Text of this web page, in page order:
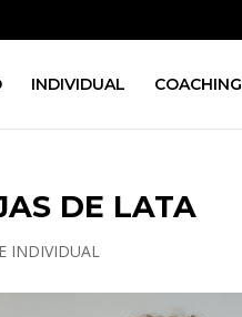
INDIVIDUAL COACHING
DE LATA
INDIVIDUAL